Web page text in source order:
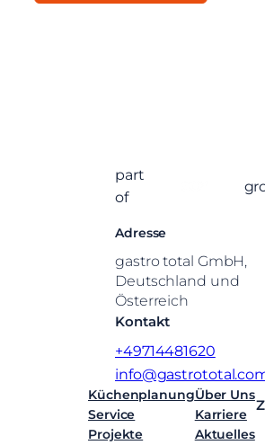
part
of
Adresse
gastro total GmbH,
Deutschland und
Österreich
Kontakt
+49714481620
Küchenplanung
Service
Projekte
Über Uns
Karriere
Aktuelles